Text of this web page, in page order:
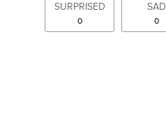
SURPRISED
0
SAD
0